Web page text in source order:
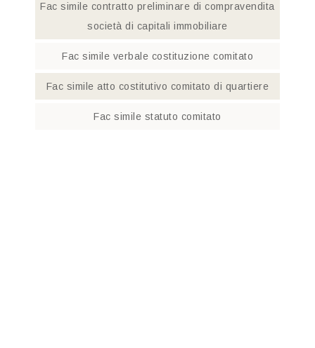
Fac simile contratto preliminare di compravendita
società di capitali immobiliare
Fac simile verbale costituzione comitato​
Fac simile atto costitutivo comitato di quartiere​
Fac simile statuto comitato